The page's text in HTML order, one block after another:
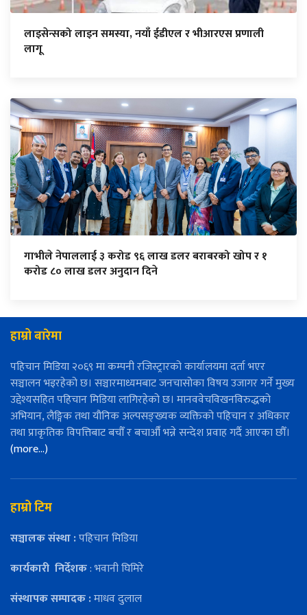
लाइसेन्सको लाइन समस्या, नयाँ ईडीएल र भीआरएस प्रणाली
लागू
गाभीले नेपाललाई ३ करोड ९६ लाख डलर बराबरको खोप र १
करोड ८० लाख डलर अनुदान दिने
हाम्रो बारेमा
पहिचान मिडिया २०६९ मा कम्पनी रजिस्ट्रारको कार्यालयमा दर्ता भएर
सञ्चालन भइरहेको छ। सञ्चारमाध्यमबाट जनचासोका विषय उजागर गर्ने मुख्य
उद्देश्यसहित पहिचान मिडिया लागिरहेको छ। मानववेचविखनविरुद्धको
अभियान, लैङ्गिक तथा यौनिक अल्पसङ्ख्यक व्यक्तिको पहिचान र अधिकार
तथा प्राकृतिक विपत्तिबाट बचौँ र बचाऔँ भन्ने सन्देश प्रवाह गर्दै आएका छौँ।
(more…)
हाम्रो टिम
सञ्चालक संस्था :पहिचान मिडिया
कार्यकारी निर्देशक: भवानी घिमिरे
संस्थापक सम्पादक :माधव दुलाल